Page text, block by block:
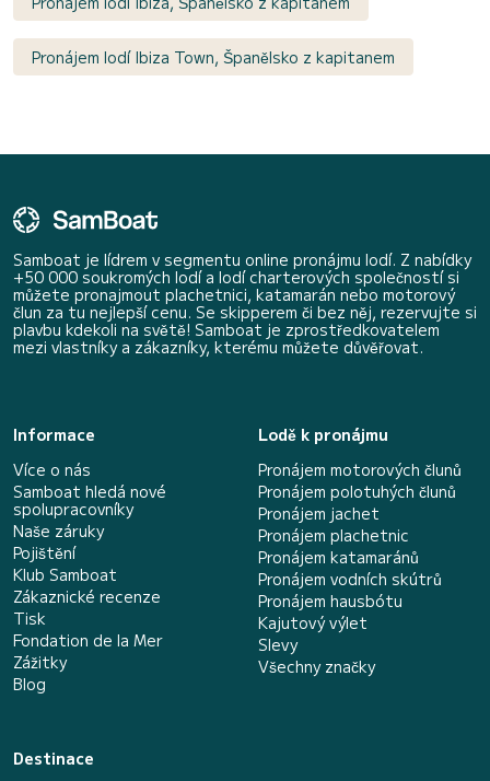
Pronájem lodí Ibiza Town, Španělsko z kapitanem
Samboat je lídrem v segmentu online pronájmu lodí. Z nabídky
+50 000 soukromých lodí a lodí charterových společností si
můžete pronajmout plachetnici, katamarán nebo motorový
člun za tu nejlepší cenu. Se skipperem či bez něj, rezervujte si
plavbu kdekoli na světě! Samboat je zprostředkovatelem
mezi vlastníky a zákazníky, kterému můžete důvěřovat.
Informace
Více o nás
Samboat hledá nové
spolupracovníky
Naše záruky
Pojištění
Klub Samboat
Zákaznické recenze
Tisk
Fondation de la Mer
Zážitky
Blog
Lodě k pronájmu
Pronájem motorových člunů
Pronájem polotuhých člunů
Pronájem jachet
Pronájem plachetnic
Pronájem katamaránů
Pronájem vodních skútrů
Pronájem hausbótu
Kajutový výlet
Slevy
Všechny značky
Destinace